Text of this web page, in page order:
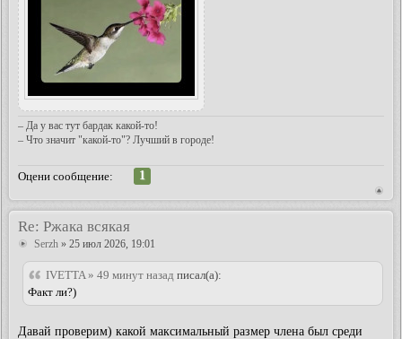
– Да у вас тут бардак какой-то!
– Что значит "какой-то"? Лучший в городе!
Оцени сообщение:
1
Re: Ржака всякая
Serzh » 25 июл 2026, 19:01
IVETTA » 49 минут назад писал(а):
Факт ли?)
Давай проверим) какой максимальный размер члена был среди